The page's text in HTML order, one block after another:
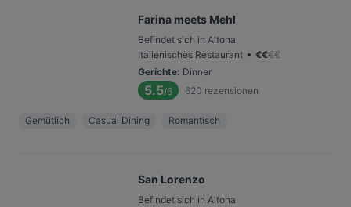
Farina meets Mehl
Befindet sich in Altona
Italienisches Restaurant • €€€€
Gerichte: Dinner
5.5/6 620 rezensionen
Gemütlich Casual Dining Romantisch
San Lorenzo
Befindet sich in Altona